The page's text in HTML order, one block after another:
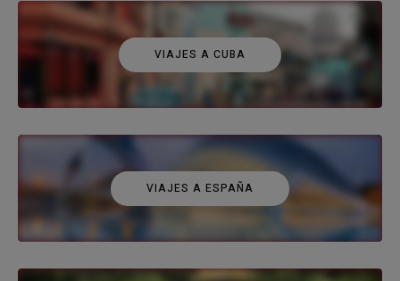
VIAJES A CUBA
VIAJES A ESPAÑA